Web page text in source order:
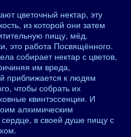
цветочный нектар, эту
из которой они затем
пищу, мёд.
это работа Посвящённого.
собирает нектар с цветов,
им вреда,
приближается к людям
чтобы собрать их
квинтэссенции. И
алхимическим
сердце, в своей душе пищу с